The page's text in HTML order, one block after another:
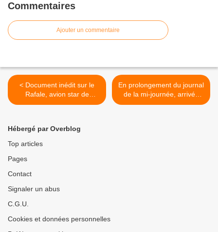
Commentaires
Ajouter un commentaire
< Document inédit sur le
Rafale, avion star de
l'armée française, ce mardi
En prolongement du journal
de la mi-journée, arrivée
sur M6 de Le 12.45 Le
Hébergé par Overblog
Top articles
Pages
Contact
Signaler un abus
C.G.U.
Cookies et données personnelles